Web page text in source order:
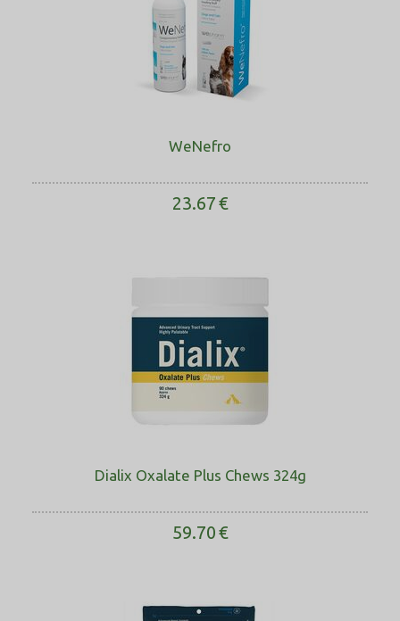
WeNefro
23.67€
Dialix Oxalate Plus Chews 324g
59.70€